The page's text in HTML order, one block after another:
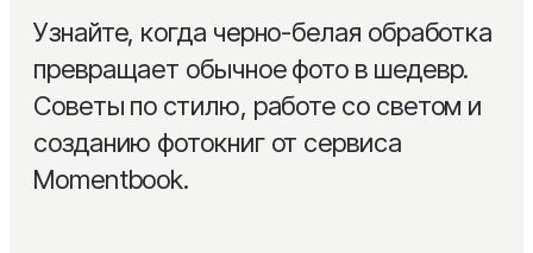
Детская
Семейная
Из путешествий
Сертификаты
Блог
Помощь
Узнайте, когда черно-белая обработка
превращает обычное фото в шедевр.
Советы по стилю, работе со светом и
созданию фотокниг от сервиса
Momentbook.